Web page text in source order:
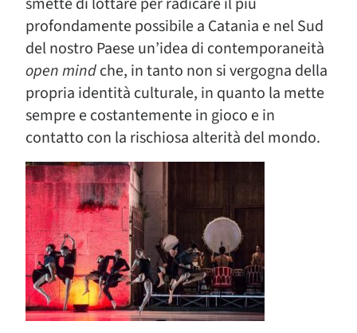
profondamente possibile a Catania e nel Sud
del nostro Paese un’idea di contemporaneità
open mindche, in tanto non si vergogna della
propria identità culturale, in quanto la mette
sempre e costantemente in gioco e in
contatto con la rischiosa alterità del mondo.